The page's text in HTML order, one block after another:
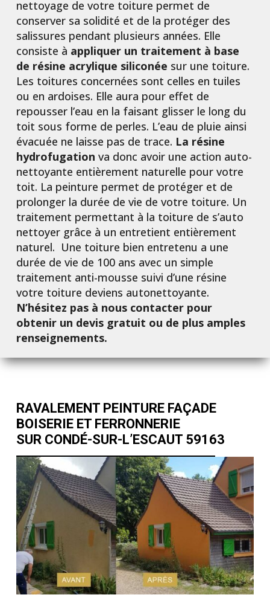
nettoyage de votre toiture permet de
conserver sa solidité et de la protéger des
salissures pendant plusieurs années. Elle
consiste à appliquer un traitement à base
de résine acrylique siliconée sur une toiture.
Les toitures concernées sont celles en tuiles
ou en ardoises. Elle aura pour effet de
repousser l’eau en la faisant glisser le long du
toit sous forme de perles. L’eau de pluie ainsi
évacuée ne laisse pas de trace. La résine
hydrofugation va donc avoir une action auto-
nettoyante entièrement naturelle pour votre
toit. La peinture permet de protéger et de
prolonger la durée de vie de votre toiture. Un
traitement permettant à la toiture de s’auto
nettoyer grâce à un entretient entièrement
naturel. Une toiture bien entretenu a une
durée de vie de 100 ans avec un simple
traitement anti-mousse suivi d’une résine
votre toiture deviens autonettoyante.
N’hésitez pas à nous contacter pour
obtenir un devis gratuit ou de plus amples
renseignements.
RAVALEMENT PEINTURE FAÇADE
BOISERIE ET FERRONNERIE
SUR CONDÉ-SUR-L’ESCAUT 59163